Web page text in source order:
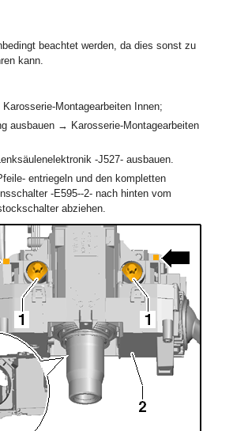
beachtet werden, da dies sonst zu
kann.
Montagearbeiten Innen;
ausbauen → Karosserie-Montagearbeiten
-J527- ausbauen.
entriegeln und den kompletten
-E595--2- nach hinten vom
abziehen.